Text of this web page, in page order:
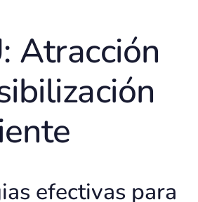
Atracción
efectivas para